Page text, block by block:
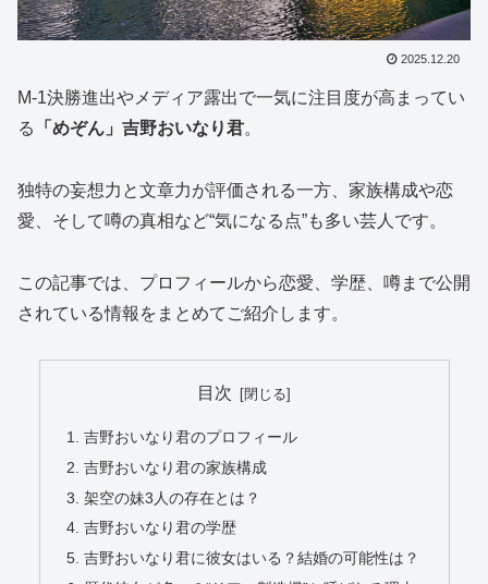
2025.12.20
M-1決勝進出やメディア露出で一気に注目度が高まってい
る
「めぞん」吉野おいなり君。
独特の妄想力と文章力が評価される一方、家族構成や恋
愛、そして噂の真相など“気になる点”も多い芸人です。
この記事では、プロフィールから恋愛、学歴、噂まで公開
されている情報をまとめてご紹介します。
目次
吉野おいなり君のプロフィール
吉野おいなり君の家族構成
架空の妹3人の存在とは？
吉野おいなり君の学歴
吉野おいなり君に彼女はいる？結婚の可能性は？